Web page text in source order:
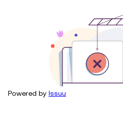
Powered by Issuu